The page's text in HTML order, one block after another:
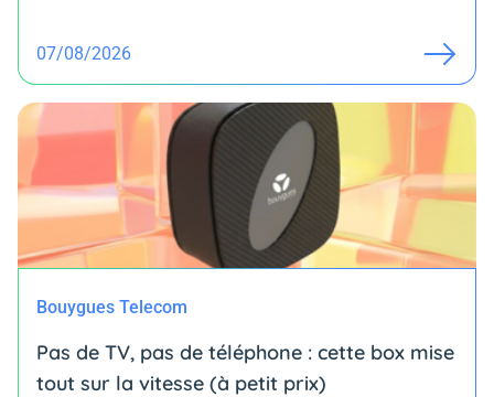
07/08/2026
Bouygues Telecom
Pas de TV, pas de téléphone : cette box mise
tout sur la vitesse (à petit prix)